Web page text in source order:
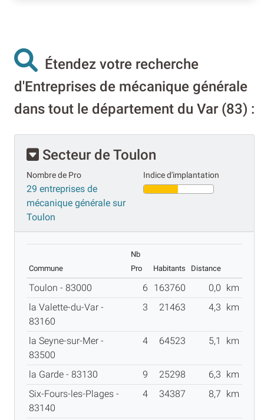
Étendez votre recherche
d'Entreprises de mécanique générale
dans tout le département du Var (83) :
Secteur de Toulon
Nombre de Pro
29 entreprises de
mécanique générale sur
Toulon
Indice d'implantation
Commune
Nb
Pro
Habitants Distance
Toulon - 83000 6 163760 0,0 km
la Valette-du-Var -
83160
3 21463 4,3 km
la Seyne-sur-Mer -
83500
4 64523 5,1 km
la Garde - 83130 9 25298 6,3 km
Six-Fours-les-Plages -
83140
4 34387 8,7 km